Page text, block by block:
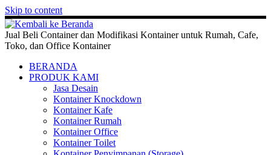
Skip to content
Jual Beli Container dan Modifikasi Kontainer untuk Rumah, Cafe,
Toko, dan Office Kontainer
BERANDA
PRODUK KAMI
Jasa Desain
Kontainer Knockdown
Kontainer Kafe
Kontainer Rumah
Kontainer Office
Kontainer Toilet